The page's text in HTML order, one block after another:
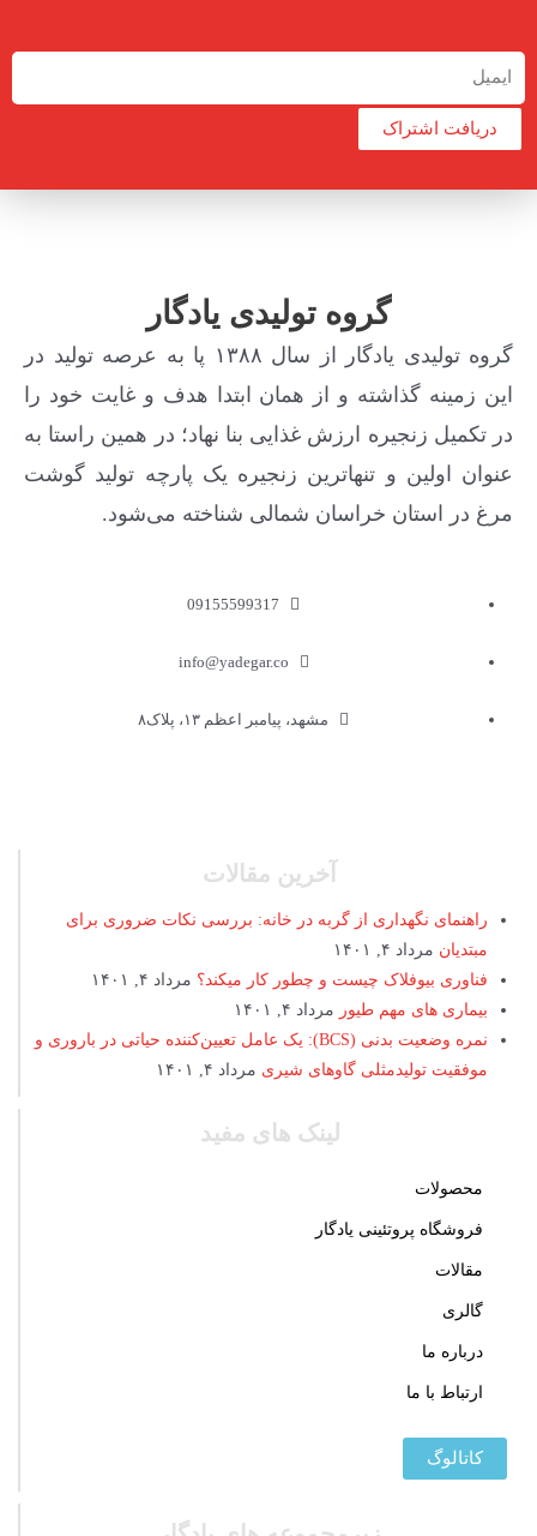
دریافت اشتراک
گروه تولیدی یادگار
گروه تولیدی یادگار از سال ۱۳۸۸ پا به عرصه تولید در
این زمینه گذاشته و از همان ابتدا هدف و غایت خود را
در تکمیل زنجیره ارزش غذایی بنا نهاد؛ در همین راستا به
عنوان اولین و تنهاترین زنجیره یک پارچه تولید گوشت
مرغ در استان خراسان شمالی شناخته می‌شود.
09155599317
info@yadegar.co
مشهد، پیامبر اعظم ۱۳، پلاک۸
آخرین مقالات
راهنمای نگهداری از گربه در خانه: بررسی نکات ضروری برای
مبتدیان مرداد ۴, ۱۴۰۱
فناوری بیوفلاک چیست و چطور کار میکند؟ مرداد ۴, ۱۴۰۱
بیماری های مهم طیور مرداد ۴, ۱۴۰۱
نمره وضعیت بدنی (BCS): یک عامل تعیین‌کننده حیاتی در باروری و
موفقیت تولیدمثلی گاوهای شیری مرداد ۴, ۱۴۰۱
لینک های مفید
محصولات
فروشگاه پروتئینی یادگار
مقالات
گالری
درباره ما
ارتباط با ما
کاتالوگ